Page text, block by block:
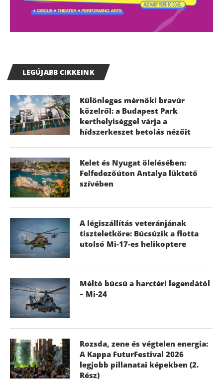
LEGÚJABB CIKKEINK
Különleges mérnöki bravúr
közelről: a Budapest Park
kerthelyiséggel várja a
hídszerkeszet betolás nézőit
Kelet és Nyugat ölelésében:
Felfedezőúton Antalya lüktető
szívében
A légiszállítás veteránjának
tiszteletköre: Búcsúzik a flotta
utolsó Mi-17-es helikoptere
Méltó búcsú a harctéri legendától
– Mi-24
Rozsda, zene és végtelen energia:
A Kappa FuturFestival 2026
legjobb pillanatai képekben (2.
Rész)